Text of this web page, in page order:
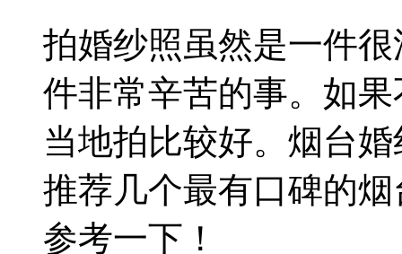
拍婚纱照虽然是一件
件非常辛苦的事。如
当地拍比较好。烟台
推荐几个最有口碑的
参考一下！